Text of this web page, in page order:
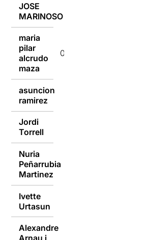
JOSE
MARINOSO
maria
pilar
alcrudo
maza
01/02/2018
asuncion
ramirez
Jordi
Torrell
Nuria
Peñarrubia
Martinez
Ivette
Urtasun
Alexandre